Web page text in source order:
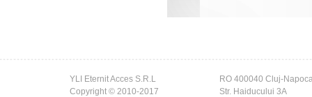
YLI Eternit Acces S.R.L
Copyright © 2010-2017
RO 400040 Cluj-
Str. Haiducului 3A